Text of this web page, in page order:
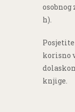
osobnog
h).
korisno
knjige.